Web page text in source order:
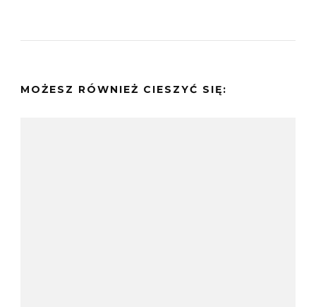
MOŻESZ RÓWNIEŻ CIESZYĆ SIĘ: